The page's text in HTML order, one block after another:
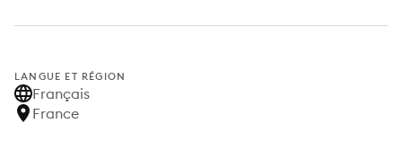
LANGUE ET RÉGION
Français
France